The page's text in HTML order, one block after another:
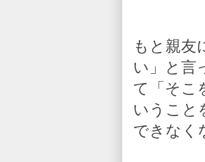
もと親友
い」と言
て「そこ
いうこと
できなく